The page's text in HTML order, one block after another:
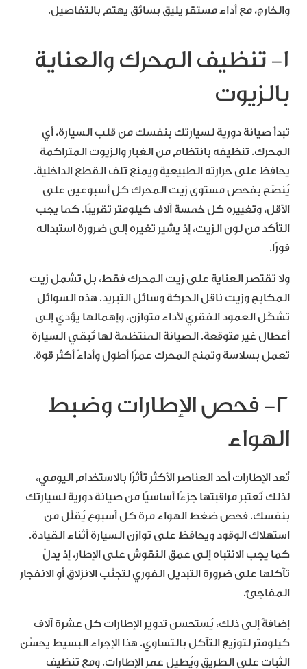
والخارج، مع أداء مستقر يليق بسائق يهتم بالتفاصيل.
١- تنظيف المحرك والعناية
بالزيوت
تبدأ صيانة دورية لسيارتك بنفسك من قلب السيارة، أي
المحرك. تنظيفه بانتظام من الغبار والزيوت المتراكمة
يحافظ على حرارته الطبيعية ويمنع تلف القطع الداخلية.
يُنصَح بفحص مستوى زيت المحرك كل أسبوعين على
الأقل، وتغييره كل خمسة آلاف كيلومتر تقريبًا. كما يجب
التأكد من لون الزيت، إذ يشير تغيره إلى ضرورة استبداله
فورًا.
ولا تقتصر العناية على زيت المحرك فقط، بل تشمل زيت
المكابح وزيت ناقل الحركة وسائل التبريد. هذه السوائل
تشكّل العمود الفقري لأداء متوازن، وإهمالها يؤدي إلى
أعطال غير متوقعة. الصيانة المنتظمة لها تُبقي السيارة
تعمل بسلاسة وتمنح المحرك عمرًا أطول وأداءً أكثر قوة.
٢- فحص الإطارات وضبط
الهواء
تُعد الإطارات أحد العناصر الأكثر تأثرًا بالاستخدام اليومي،
لذلك تُعتبر مراقبتها جزءًا أساسيًا من صيانة دورية لسيارتك
بنفسك. فحص ضغط الهواء مرة كل أسبوع يُقلّل من
استهلاك الوقود ويحافظ على توازن السيارة أثناء القيادة.
كما يجب الانتباه إلى عمق النقوش على الإطار، إذ يدلّ
تآكلها على ضرورة التبديل الفوري لتجنّب الانزلاق أو الانفجار
المفاجئ.
إضافةً إلى ذلك، يُستحسن تدوير الإطارات كل عشرة آلاف
كيلومتر لتوزيع التآكل بالتساوي. هذا الإجراء البسيط يحسّن
الثبات على الطريق ويُطيل عمر الإطارات. ومع تنظيف